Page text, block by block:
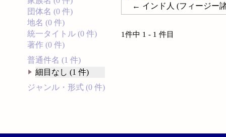
団体名 (0 件)
地名 (0 件)
統一タイトル (0 件)
著作 (0 件)
普通件名 (1 件)
細目なし (1 件)
ジャンル・形式 (0 件)
← インド人 (フィージー
1件中 1 - 1 件目